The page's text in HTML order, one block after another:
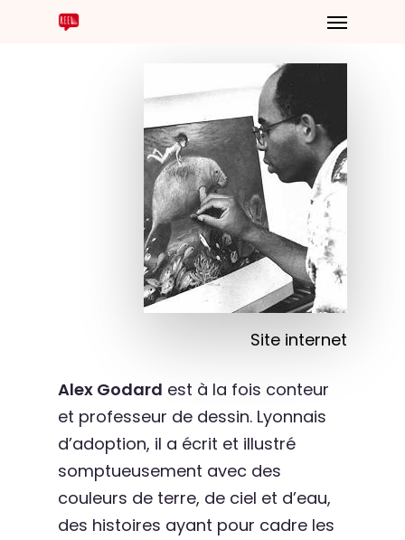
Site internet
Alex Godard est à la fois conteur
et professeur de dessin. Lyonnais
d’adoption, il a écrit et illustré
somptueusement avec des
couleurs de terre, de ciel et d’eau,
des histoires ayant pour cadre les